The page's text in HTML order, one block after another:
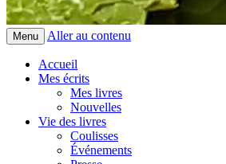
Menu Aller au contenu
Accueil
Mes écrits
Mes livres
Nouvelles
Vie des livres
Coulisses
Événements